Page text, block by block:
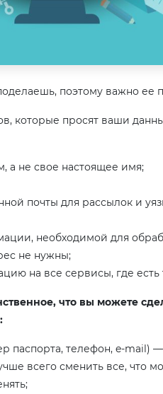
поэтому важно ее
которые просят ваши
а не свое настоящее имя;
почты для рассылок и
необходимой для
не нужны;
на все сервисы, где есть
что вы можете
паспорта, телефон, e-mail) —
всего сменить все, что